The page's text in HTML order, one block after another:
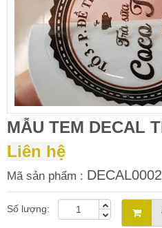
MẪU TEM DECAL
Liên hệ
Mã sản phẩm : DECAL0002
Số lượng: